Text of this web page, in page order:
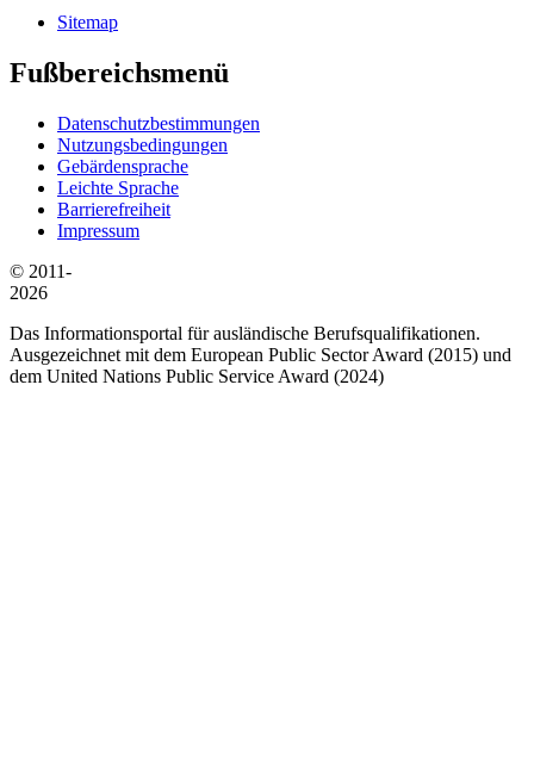
Sitemap
Fußbereichsmenü
Datenschutzbestimmungen
Nutzungsbedingungen
Gebärdensprache
Leichte Sprache
Barrierefreiheit
Impressum
© 2011-
2026
Das Informationsportal für ausländische Berufsqualifikationen.
Ausgezeichnet mit dem European Public Sector Award (2015) und
dem United Nations Public Service Award (2024)